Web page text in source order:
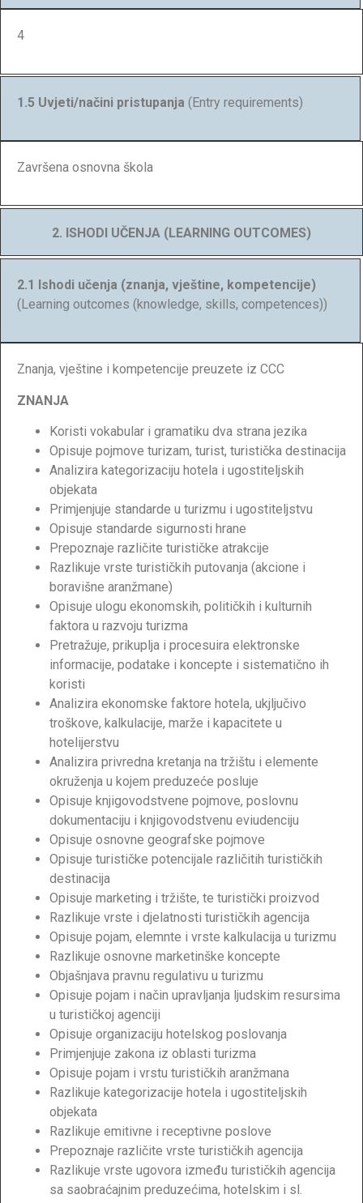
4
1.5 Uvjeti/načini pristupanja (Entry requirements)
Završena osnovna škola
2. ISHODI UČENJA (LEARNING OUTCOMES)
2.1 Ishodi učenja (znanja, vještine, kompetencije)
(Learning outcomes (knowledge, skills, competences))
Znanja, vještine i kompetencije preuzete iz CCC
ZNANJA
Koristi vokabular i gramatiku dva strana jezika
Opisuje pojmove turizam, turist, turistička destinacija
Analizira kategorizaciju hotela i ugostiteljskih
objekata
Primjenjuje standarde u turizmu i ugostiteljstvu
Opisuje standarde sigurnosti hrane
Prepoznaje različite turističke atrakcije
Razlikuje vrste turističkih putovanja (akcione i
boravišne aranžmane)
Opisuje ulogu ekonomskih, političkih i kulturnih
faktora u razvoju turizma
Pretražuje, prikuplja i procesuira elektronske
informacije, podatake i koncepte i sistematično ih
koristi
Analizira ekonomske faktore hotela, ukjljučivo
troškove, kalkulacije, marže i kapacitete u
hotelijerstvu
Analizira privredna kretanja na tržištu i elemente
okruženja u kojem preduzeće posluje
Opisuje knjigovodstvene pojmove, poslovnu
dokumentaciju i knjigovodstvenu eviudenciju
Opisuje osnovne geografske pojmove
Opisuje turističke potencijale različitih turističkih
destinacija
Opisuje marketing i tržište, te turistički proizvod
Razlikuje vrste i djelatnosti turističkih agencija
Opisuje pojam, elemnte i vrste kalkulacija u turizmu
Razlikuje osnovne marketinške koncepte
Objašnjava pravnu regulativu u turizmu
Opisuje pojam i način upravljanja ljudskim resursima
u turističkoj agenciji
Opisuje organizaciju hotelskog poslovanja
Primjenjuje zakona iz oblasti turizma
Opisuje pojam i vrstu turističkih aranžmana
Razlikuje kategorizacije hotela i ugostiteljskih
objekata
Razlikuje emitivne i receptivne poslove
Prepoznaje različite vrste turističkih agencija
Razlikuje vrste ugovora između turističkih agencija
sa saobraćajnim preduzećima, hotelskim i sl.